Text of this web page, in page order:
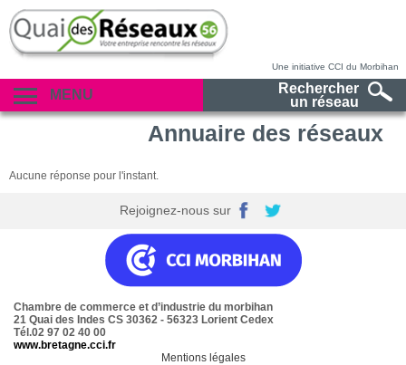
Une initiative CCI du Morbihan
MENU
Rechercher
un réseau
Annuaire des réseaux
Aucune réponse pour l'instant.
Rejoignez-nous sur
Chambre de commerce et d’industrie du morbihan
21 Quai des Indes CS 30362 - 56323 Lorient Cedex
Tél.02 97 02 40 00
www.bretagne.cci.fr
Mentions légales